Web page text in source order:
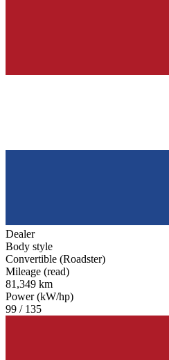
Dealer
Body style
Convertible (Roadster)
Mileage (read)
81,349 km
Power (kW/hp)
99 / 135